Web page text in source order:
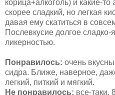
корица+алкоголь) и какие-
скорее сладкий, но легкая
давая ему скатиться в
Послевкусие долгое сладко-
ликерностью.
Понравилось: очень
сидра. Ближе, наверное,
легкий, питкий и мягкий.
Не понравилось: все-таки,